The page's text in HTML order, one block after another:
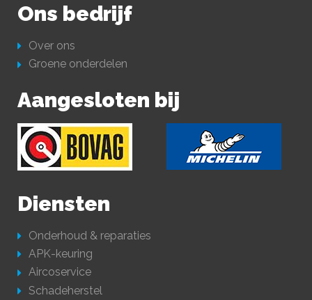
Ons bedrijf
Over ons
Groene onderdelen
Aangesloten bij
Diensten
Onderhoud & reparaties
APK-keuring
Aircoservice
Schadeherstel